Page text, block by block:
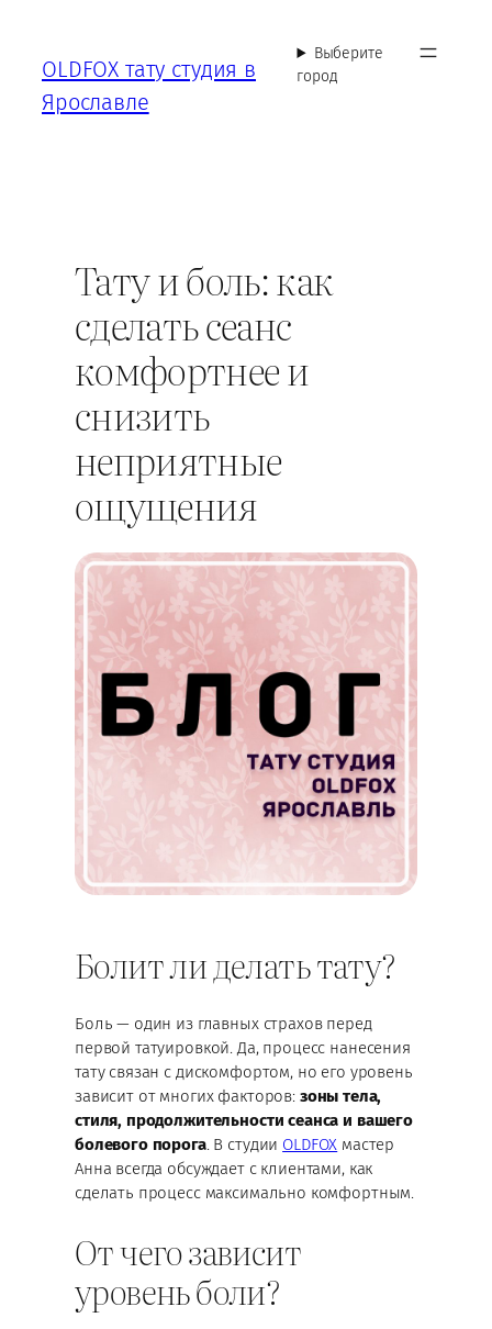
содержимому
OLDFOX тату студия в
Ярославле
Выберите
город
Тату и боль: как
сделать сеанс
комфортнее и
снизить
неприятные
ощущения
Болит ли делать тату?
Боль — один из главных страхов перед
первой татуировкой. Да, процесс нанесения
тату связан с дискомфортом, но его уровень
зависит от многих факторов: зоны тела,
стиля, продолжительности сеанса и вашего
болевого порога. В студии OLDFOX мастер
Анна всегда обсуждает с клиентами, как
сделать процесс максимально комфортным.
От чего зависит
уровень боли?